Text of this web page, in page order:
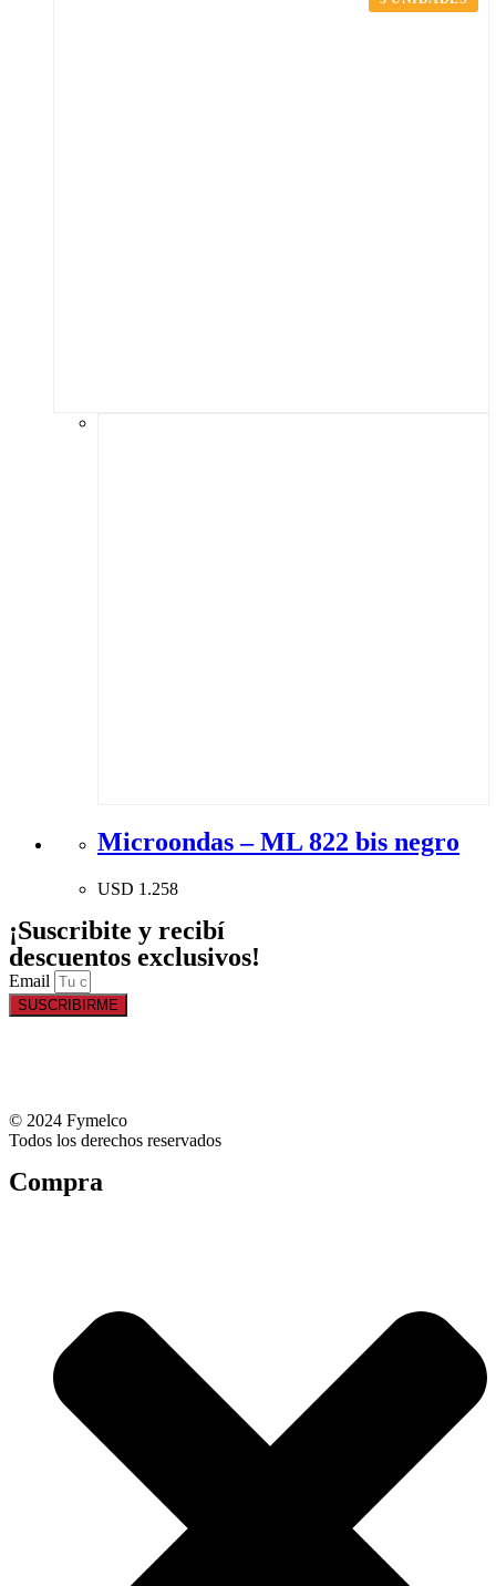
Microondas – ML 822 bis negro
USD 1.258
¡Suscribite y recibí
descuentos exclusivos!
Email
SUSCRIBIRME
© 2024 Fymelco
Todos los derechos reservados
Compra